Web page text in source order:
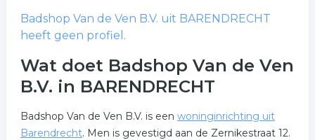
Badshop Van de Ven B.V. uit BARENDRECHT
heeft geen profiel.
Wat doet Badshop Van de Ven
B.V. in BARENDRECHT
Badshop Van de Ven B.V. is een woninginrichting uit
Barendrecht. Men is gevestigd aan de Zernikestraat 12.